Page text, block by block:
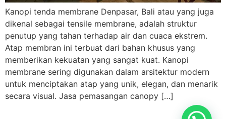
Kanopi tenda membrane Denpasar, Bali atau yang juga
dikenal sebagai tensile membrane, adalah struktur
penutup yang tahan terhadap air dan cuaca ekstrem.
Atap membran ini terbuat dari bahan khusus yang
memberikan kekuatan yang sangat kuat. Kanopi
membrane sering digunakan dalam arsitektur modern
untuk menciptakan atap yang unik, elegan, dan menarik
secara visual. Jasa pemasangan canopy […]